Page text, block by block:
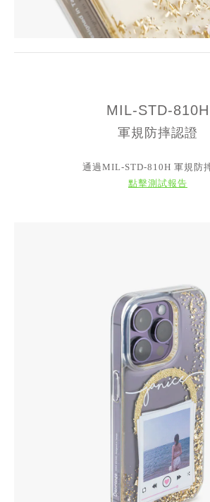
MIL-STD-810H
軍規防摔認證
通過MIL-STD-810H 軍規防
點擊測試報告